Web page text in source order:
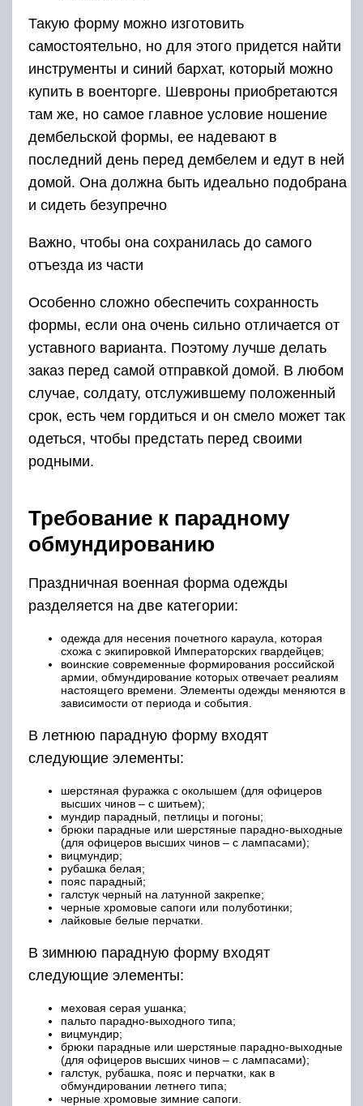
Такую форму можно изготовить
самостоятельно, но для этого придется найти
инструменты и синий бархат, который можно
купить в военторге. Шевроны приобретаются
там же, но самое главное условие ношение
дембельской формы, ее надевают в
последний день перед дембелем и едут в ней
домой. Она должна быть идеально подобрана
и сидеть безупречно
Важно, чтобы она сохранилась до самого
отъезда из части
Особенно сложно обеспечить сохранность
формы, если она очень сильно отличается от
уставного варианта. Поэтому лучше делать
заказ перед самой отправкой домой. В любом
случае, солдату, отслужившему положенный
срок, есть чем гордиться и он смело может так
одеться, чтобы предстать перед своими
родными.
Требование к парадному
обмундированию
Праздничная военная форма одежды
разделяется на две категории:
одежда для несения почетного караула, которая
схожа с экипировкой Императорских гвардейцев;
воинские современные формирования российской
армии, обмундирование которых отвечает реалиям
настоящего времени. Элементы одежды меняются в
зависимости от периода и события.
В летнюю парадную форму входят
следующие элементы:
шерстяная фуражка с околышем (для офицеров
высших чинов – с шитьем);
мундир парадный, петлицы и погоны;
брюки парадные или шерстяные парадно-выходные
(для офицеров высших чинов – с лампасами);
вицмундир;
рубашка белая;
пояс парадный;
галстук черный на латунной закрепке;
черные хромовые сапоги или полуботинки;
лайковые белые перчатки.
В зимнюю парадную форму входят
следующие элементы:
меховая серая ушанка;
пальто парадно-выходного типа;
вицмундир;
брюки парадные или шерстяные парадно-выходные
(для офицеров высших чинов – с лампасами);
галстук, рубашка, пояс и перчатки, как в
обмундировании летнего типа;
черные хромовые зимние сапоги.